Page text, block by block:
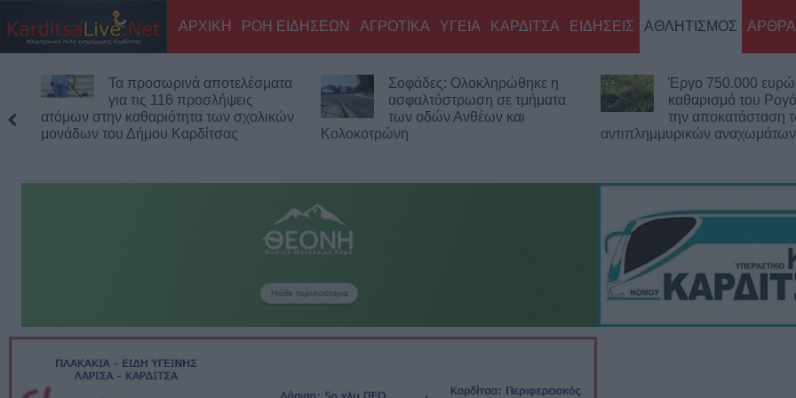
ΑΡΧΙΚΗ ΡΟΗ ΕΙΔΗΣΕΩΝ ΑΓΡΟΤΙΚΑ ΥΓΕΙΑ ΚΑΡΔΙΤΣΑ ΕΙΔΗΣΕΙΣ ΑΘΛΗΤΙΣΜΟΣ ΑΡΘΡΑ
Σοφάδες: Ολοκληρώθηκε η
ασφαλτόστρωση σε τμήματα
των οδών Ανθέων και
Κολοκοτρώνη
Έργο 750.000 ευρώ για τον
καθαρισμό του Ρογόζινου και
την αποκατάσταση των
αντιπλημμυρικών αναχωμάτων
Στη Χαλ με 20 εκατ.
Κωνσταντής